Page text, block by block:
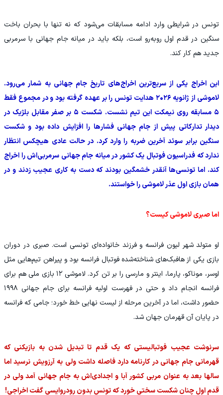
تونس در شرایطی وارد ادامه مسابقات می‌شود که نه تنها با بحران باخت
سنگین در قدم اول روبه‌رو است، بلکه باید در میانه جام جهانی با سرمربی
جدید هم کار کند.
این اخراج یکی از سریع‌ترین اخراج‌های تاریخ جام جهانی به شمار می‌رود.
لاموشی از ژانویه ۲۰۲۶ هدایت تونس را بر عهده گرفته بود و در مجموع فقط
۵ مسابقه روی نیمکت این تیم نشست. شکست ۵ بر صفر مقابل بلژیک در
دیدار تدارکاتی پیش از جام جهانی فشارها را افزایش داده بود و شکست
سنگین برابر سوئد آخرین ضربه را وارد کرد. در حالت عادی هیچکس انتظار
ندارد که فدراسیون فوتبال یک کشور در میانه جام جهانی سرمربی‌اش را اخراج
کند. اما تونسی‌ها آنقدر خشمگین بودند که دست به کاری عجیب زدند و در
همان بازی اول عذر لاموشی را خواستند.
اما صبری لاموشی کیست؟
او متولد شهر لیون فرانسه و فرزند خانواده‌ای تونسی است. صبری در دوران
بازی یکی از هافبک‌های شناخته‌شده فوتبال فرانسه بود و پیراهن تیم‌هایی مثل
اوسر، موناکو، پارما، اینتر و مارسی را بر تن کرد. لاموشی ۱۲ بازی ملی هم برای
فرانسه انجام داد و حتی در فهرست اولیه فرانسه برای جام جهانی ۱۹۹۸
حضور داشت، اما در آخرین مرحله از لیست نهایی خط خورد؛ جامی که فرانسه
در پایان آن قهرمان جهان شد.
سرنوشت عجیب فوتبالیستی که یک قدم تا تبدیل شدن به بازیکنی که
قهرمانی جام جهانی در کارنامه دارد فاصله داشت ولی به آرزویش نرسید اما
سالها بعد به عنوان مربی کشور آبا و اجدادی‌اش به جام جهانی آمد ولی در
قدم اول چنان شکست سختی خورد که تونس بدون رودروایسی گفت اخراجی!